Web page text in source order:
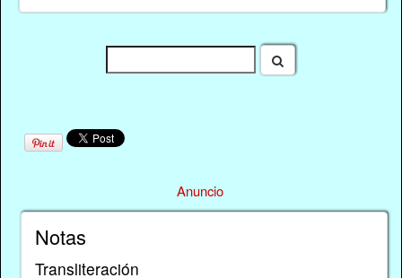
Anuncio
Notas
Transliteración